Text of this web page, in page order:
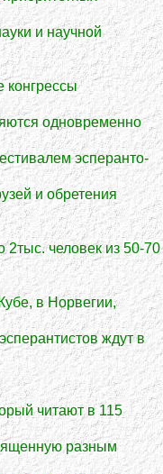
и научной
конгрессы
одновременно
эсперанто-
и обретения
2тыс. человек из 50-70
в Норвегии,
ждут в
читают в 115
разным